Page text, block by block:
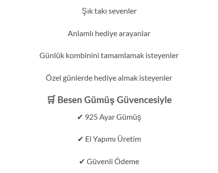
Şık takı sevenler
Anlamlı hediye arayanlar
Günlük kombinini tamamlamak isteyenler
Özel günlerde hediye almak isteyenler
🛒 Besen Gümüş Güvencesiyle
✔ 925 Ayar Gümüş
✔ El Yapımı Üretim
✔ Güvenli Ödeme